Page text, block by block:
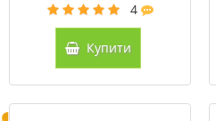
4
Купити